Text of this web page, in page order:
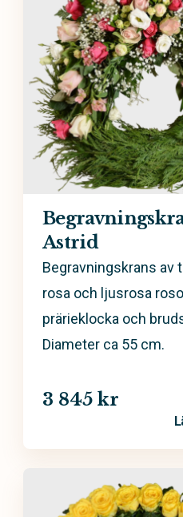
Astrid
Begravningskrans av
rosa och ljusrosa
prärieklocka och
Diameter ca 55 cm.
3 845 kr